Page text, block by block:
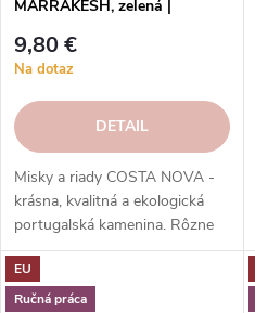
MARRAKESH, zelená |
9,80 €
Na dotaz
DETAIL
Misky a riady COSTA NOVA -
krásna, kvalitná a ekologická
portugalská kamenina. Rôzne
tvary, farby, vzory a veľkosti.
Objednajte si ich v našom e-
shope.
EU
Ručná práca